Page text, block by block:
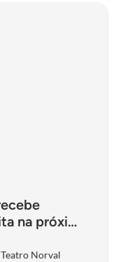
na próxima
Norval